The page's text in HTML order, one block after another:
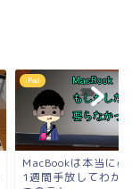
iPad
MacBookは本当に必
1週間手放してわか